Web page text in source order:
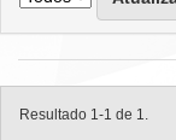
Resultado 1-1 de 1.